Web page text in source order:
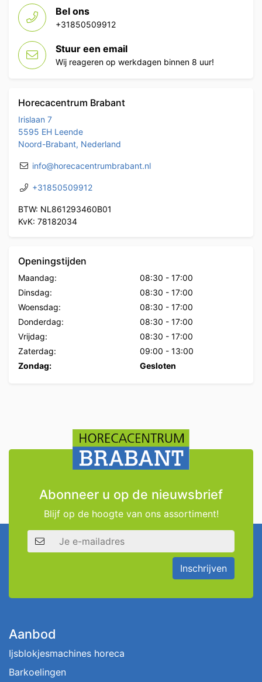
Bel ons
+31850509912
Stuur een email
Wij reageren op werkdagen binnen 8 uur!
Horecacentrum Brabant
Irislaan 7
5595 EH Leende
Noord-Brabant, Nederland
info@horecacentrumbrabant.nl
+31850509912
BTW: NL861293460B01
KvK: 78182034
Openingstijden
Maandag: 08:30 - 17:00
Dinsdag:
08:30 - 17:00
Woensdag:
08:30 - 17:00
Donderdag:
08:30 - 17:00
Vrijdag:
08:30 - 17:00
Zaterdag:
09:00 - 13:00
Zondag:
Gesloten
Abonneer u op de nieuwsbrief
Blijf op de hoogte van ons assortiment!
E-mailadres
Inschrijven
Aanbod
Ijsblokjesmachines horeca
Barkoelingen